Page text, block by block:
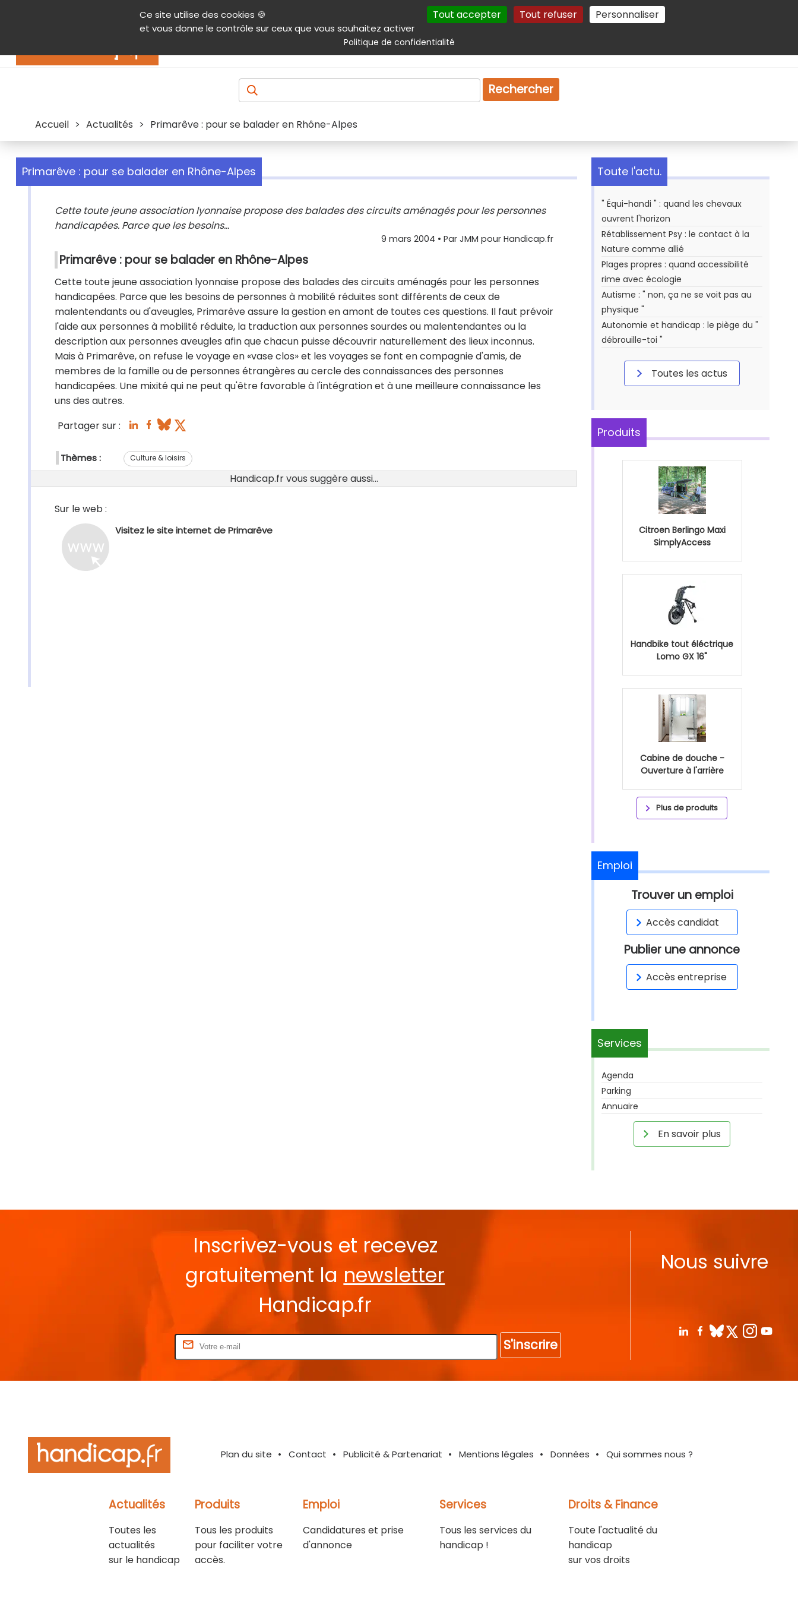
Ce site utilise des cookies 🍪
et vous donne le contrôle sur ceux que vous souhaitez activer
Tout accepter Tout refuser Personnaliser
Politique de confidentialité
Contenu Aide et accessibilité Menu principal Autres services Plan du site Gestion des cookies
Produits & services Emploi Droit
Rechercher
Accueil > Actualités > Primarêve : pour se balader en Rhône-Alpes
Primarêve : pour se balader en Rhône-Alpes
Cette toute jeune association lyonnaise propose des balades des circuits aménagés pour les personnes
handicapées. Parce que les besoins...
9 mars 2004 • Par JMM pour Handicap.fr
Primarêve : pour se balader en Rhône-Alpes
Cette toute jeune association lyonnaise propose des balades des circuits aménagés pour les personnes
handicapées. Parce que les besoins de personnes à mobilité réduites sont différents de ceux de
malentendants ou d'aveugles, Primarêve assure la gestion en amont de toutes ces questions. Il faut prévoir
l'aide aux personnes à mobilité réduite, la traduction aux personnes sourdes ou malentendantes ou la
description aux personnes aveugles afin que chacun puisse découvrir naturellement des lieux inconnus.
Mais à Primarêve, on refuse le voyage en «vase clos» et les voyages se font en compagnie d'amis, de
membres de la famille ou de personnes étrangères au cercle des connaissances des personnes
handicapées. Une mixité qui ne peut qu'être favorable à l'intégration et à une meilleure connaissance les
uns des autres.
Partager sur :
Thèmes : Culture & loisirs
Handicap.fr vous suggère aussi...
Sur le web :
Visitez le site internet de Primarêve
Toute l'actu.
" Équi-handi " : quand les chevaux
ouvrent l'horizon
Rétablissement Psy : le contact à la
Nature comme allié
Plages propres : quand accessibilité
rime avec écologie
Autisme : " non, ça ne se voit pas au
physique "
Autonomie et handicap : le piège du "
débrouille-toi "
Toutes les actus
Produits
Citroen Berlingo Maxi
SimplyAccess
Handbike tout éléctrique
Lomo GX 16"
Cabine de douche -
Ouverture à l'arrière
Plus de produits
Emploi
Trouver un emploi
Accès candidat
Publier une annonce
Accès entreprise
Services
Agenda
Parking
Annuaire
En savoir plus
Inscrivez-vous et recevez
gratuitement la newsletter
Handicap.fr
S'inscrire
Nous suivre
Plan du site Contact Publicité & Partenariat Mentions légales Données Qui sommes nous ?
Actualités
Toutes les
actualités
sur le handicap
Produits
Tous les produits
pour faciliter votre
accès.
Emploi
Candidatures et prise
d'annonce
Services
Tous les services du
handicap !
Droits & Finance
Toute l'actualité du
handicap
sur vos droits